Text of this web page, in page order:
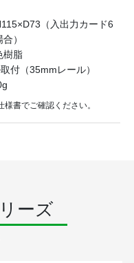
（入出力カード6
）
樹脂
付（35mmレール）
書でご確認ください。
ーズ